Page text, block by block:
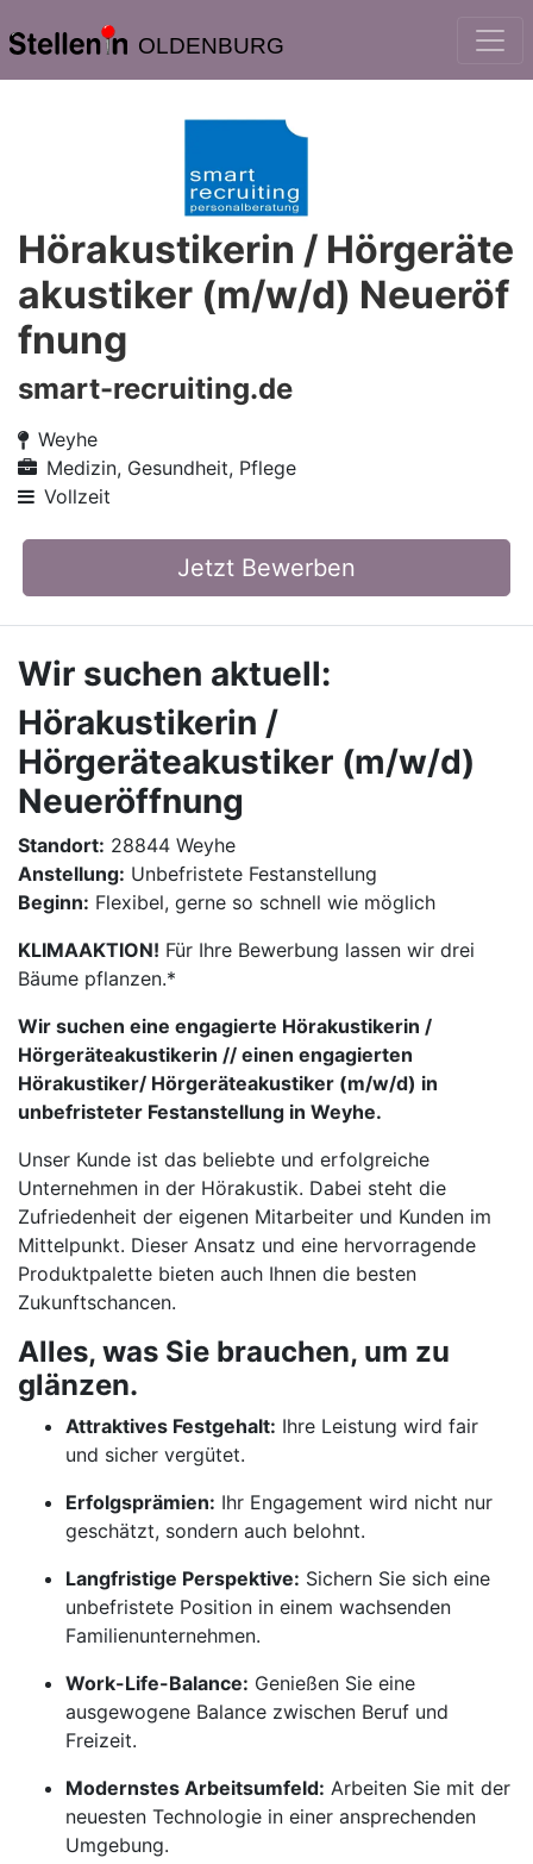
OLDENBURG
Hörakustikerin / Hörgeräte
akustiker (m/w/d) Neueröf
fnung
smart-recruiting.de
Weyhe
Medizin, Gesundheit, Pflege
Vollzeit
Jetzt Bewerben
Wir suchen aktuell:
Hörakustikerin /
Hörgeräteakustiker (m/w/d)
Neueröffnung
Standort: 28844 Weyhe
Anstellung: Unbefristete Festanstellung
Beginn: Flexibel, gerne so schnell wie möglich
KLIMAAKTION! Für Ihre Bewerbung lassen wir drei
Bäume pflanzen.*
Wir suchen eine engagierte Hörakustikerin /
Hörgeräteakustikerin // einen engagierten
Hörakustiker/ Hörgeräteakustiker (m/w/d) in
unbefristeter Festanstellung in Weyhe.
Unser Kunde ist das beliebte und erfolgreiche
Unternehmen in der Hörakustik. Dabei steht die
Zufriedenheit der eigenen Mitarbeiter und Kunden im
Mittelpunkt. Dieser Ansatz und eine hervorragende
Produktpalette bieten auch Ihnen die besten
Zukunftschancen.
Alles, was Sie brauchen, um zu
glänzen.
Attraktives Festgehalt: Ihre Leistung wird fair
und sicher vergütet.
Erfolgsprämien: Ihr Engagement wird nicht nur
geschätzt, sondern auch belohnt.
Langfristige Perspektive: Sichern Sie sich eine
unbefristete Position in einem wachsenden
Familienunternehmen.
Work-Life-Balance: Genießen Sie eine
ausgewogene Balance zwischen Beruf und
Freizeit.
Modernstes Arbeitsumfeld: Arbeiten Sie mit der
neuesten Technologie in einer ansprechenden
Umgebung.